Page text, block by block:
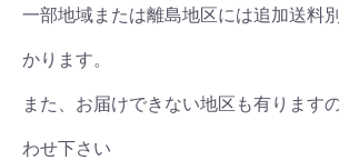
一部地域または離島地区には追加送料
かります。
また、お届けできない地区も有ります
わせ下さい